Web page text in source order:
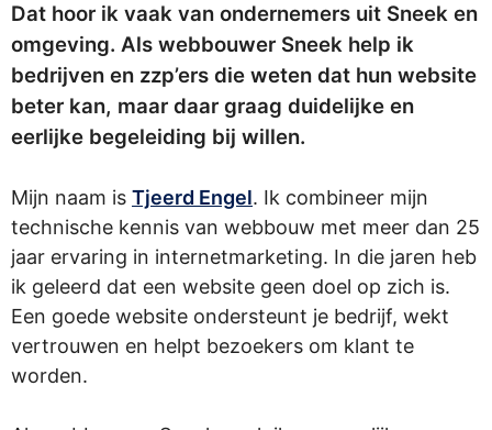
Dat hoor ik vaak van ondernemers uit Sneek en
omgeving. Als webbouwer Sneek help ik
bedrijven en zzp’ers die weten dat hun website
beter kan, maar daar graag duidelijke en
eerlijke begeleiding bij willen.
Mijn naam is Tjeerd Engel. Ik combineer mijn
technische kennis van webbouw met meer dan 25
jaar ervaring in internetmarketing. In die jaren heb
ik geleerd dat een website geen doel op zich is.
Een goede website ondersteunt je bedrijf, wekt
vertrouwen en helpt bezoekers om klant te
worden.